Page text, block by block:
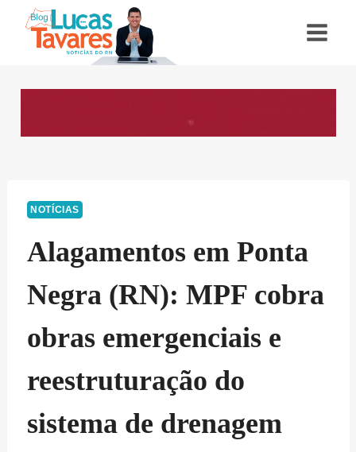
NOTÍCIAS
Alagamentos em Ponta
Negra (RN): MPF cobra
obras emergenciais e
reestruturação do
sistema de drenagem